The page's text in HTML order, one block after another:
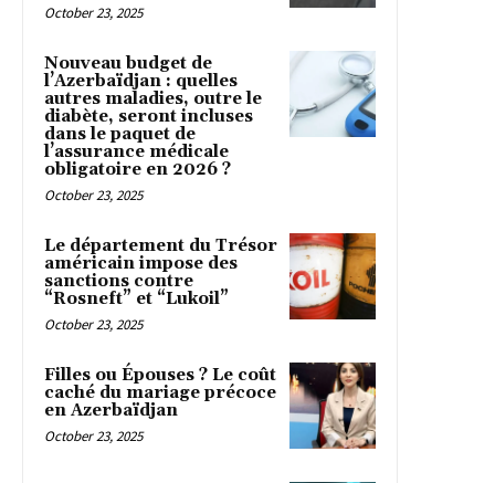
October 23, 2025
Nouveau budget de
l’Azerbaïdjan : quelles
autres maladies, outre le
diabète, seront incluses
dans le paquet de
l’assurance médicale
obligatoire en 2026 ?
October 23, 2025
Le département du Trésor
américain impose des
sanctions contre
“Rosneft” et “Lukoil”
October 23, 2025
Filles ou Épouses ? Le coût
caché du mariage précoce
en Azerbaïdjan
October 23, 2025